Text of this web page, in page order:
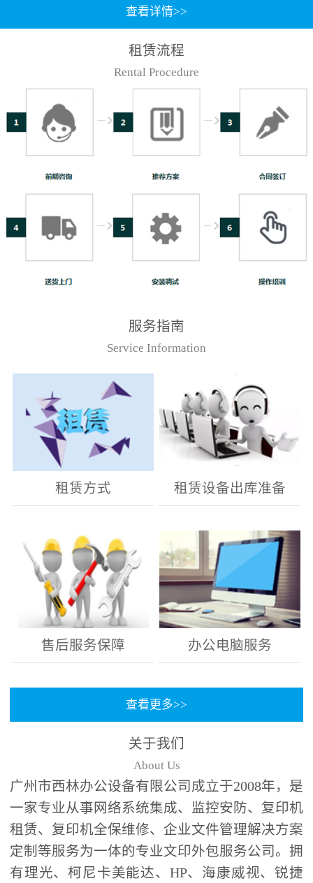
查看详情>>
租赁流程
Rental Procedure
服务指南
Service Information
租赁方式 租赁设备出库准备
售后服务保障 办公电脑服务
查看更多>>
关于我们
About Us
广州市西林办公设备有限公司成立于2008年，是
一家专业从事网络系统集成、监控安防、复印机
租赁、复印机全保维修、企业文件管理解决方案
定制等服务为一体的专业文印外包服务公司。拥
有理光、柯尼卡美能达、HP、海康威视、锐捷